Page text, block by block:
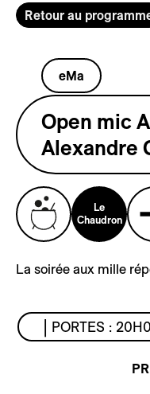
Retour au
eMa
Open mic
Alexandre
Le
Chaudron
La soirée aux mille
| PORTES :